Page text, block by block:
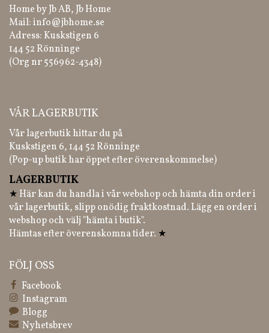
Home by Jb AB, Jb Home
Mail:info@jbhome.se
Adress: Kuskstigen 6
144 52 Rönninge
(Org nr 556962-4348)
VÅR LAGERBUTIK
Vår lagerbutik hittar du på
Kuskstigen 6, 144 52 Rönninge
(Pop-up butik har öppet efter överenskommelse)
LAGERBUTIK
★ Här kan du handla i vår webshop och hämta din order i
vår lagerbutik, slipp onödig fraktkostnad. Lägg en order i
webshop och välj "hämta i butik".
Hämtas efter överenskomna tider. ★
FÖLJ OSS
Facebook
Instagram
Blogg
Nyhetsbrev